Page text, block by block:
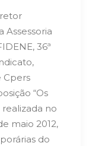
Assessoria
36ª
Cpers
“Os
realizada no
maio 2012,
do